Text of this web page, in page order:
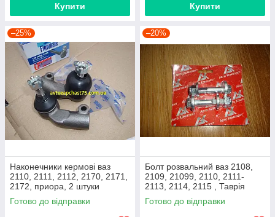
Купити Купити
–25%
Наконечники кермові ваз
2110, 2111, 2112, 2170, 2171,
2172, приора, 2 штуки
(виробник Finwhale,
Німеччина)
Готово до відправки
–20%
Болт розвальний ваз 2108,
2109, 21099, 2110, 2111-
2113, 2114, 2115 , Таврія
М12х60, стойки передньої
(Авто Комплект)
Готово до відправки